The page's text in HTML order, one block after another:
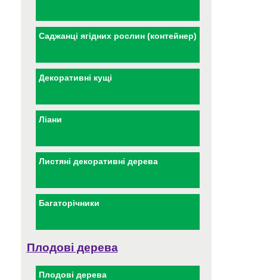
Саджанці ягідних рослин (контейнер)
Декоративні кущі
Ліани
Листяні декоративні дерева
Багаторічники
Плодові дерева
Плодові дерева